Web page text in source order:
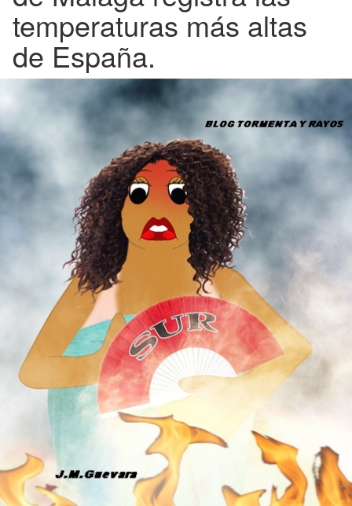
temperaturas más altas
de España.